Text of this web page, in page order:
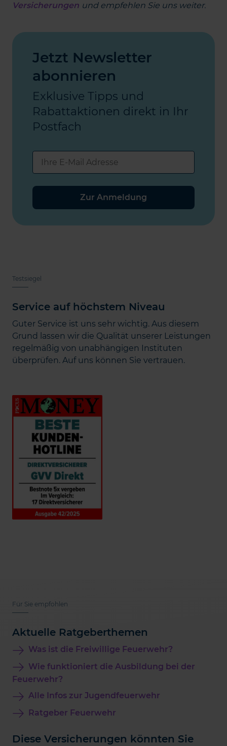
Versicherungen und empfehlen Sie uns weiter.
Jetzt Newsletter
abonnieren
Exklusive Tipps und
Rabattaktionen direkt in Ihr
Postfach
Zur Anmeldung
Testsiegel
Service auf höchstem Niveau
Guter Service ist uns sehr wichtig. Aus diesem
Grund lassen wir die Qualität unserer Leistungen
regelmäßig von unabhängigen Instituten
überprüfen. Auf uns können Sie vertrauen.
Für Sie empfohlen
Aktuelle Ratgeberthemen
Was ist die Freiwillige Feuerwehr?
Wie funktioniert die Ausbildung bei der
Feuerwehr?
Alle Infos zur Jugendfeuerwehr
Ratgeber Feuerwehr
Diese Versicherungen könnten Sie